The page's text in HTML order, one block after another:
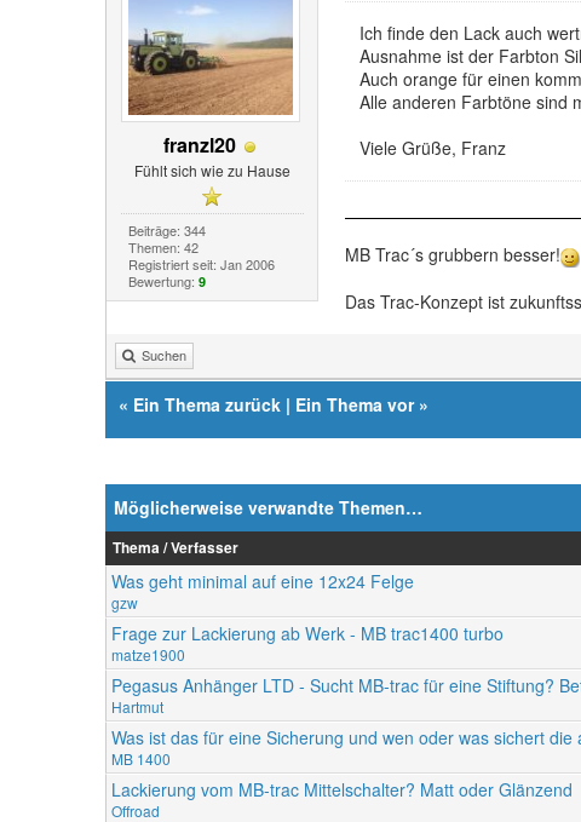
franzl20
Fühlt sich wie zu Hause
Beiträge: 344
Themen: 42
Registriert seit: Jan 2006
Bewertung: 9
Ich finde den Lack auch
Ausnahme ist der Farbton
Auch orange für einen
Alle anderen Farbtöne sind
Viele Grüße, Franz
MB Trac´s grubbern besser!
Das Trac-Konzept ist
Suchen
« Ein Thema zurück | Ein Thema vor»
Möglicherweise verwandte Themen…
Thema / Verfasser
Was geht minimal auf eine 12x24 Felge
gzw
Frage zur Lackierung ab Werk - MB trac1400 turbo
matze1900
Pegasus Anhänger LTD - Sucht MB-trac für eine Stiftung?
Hartmut
Was ist das für eine Sicherung und wen oder was sichert die
MB 1400
Lackierung vom MB-trac Mittelschalter? Matt oder Glänzend
Offroad